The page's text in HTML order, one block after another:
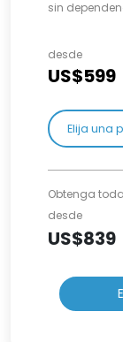
sin
desde
US$599
Elija una
Obtenga
desde
US$839